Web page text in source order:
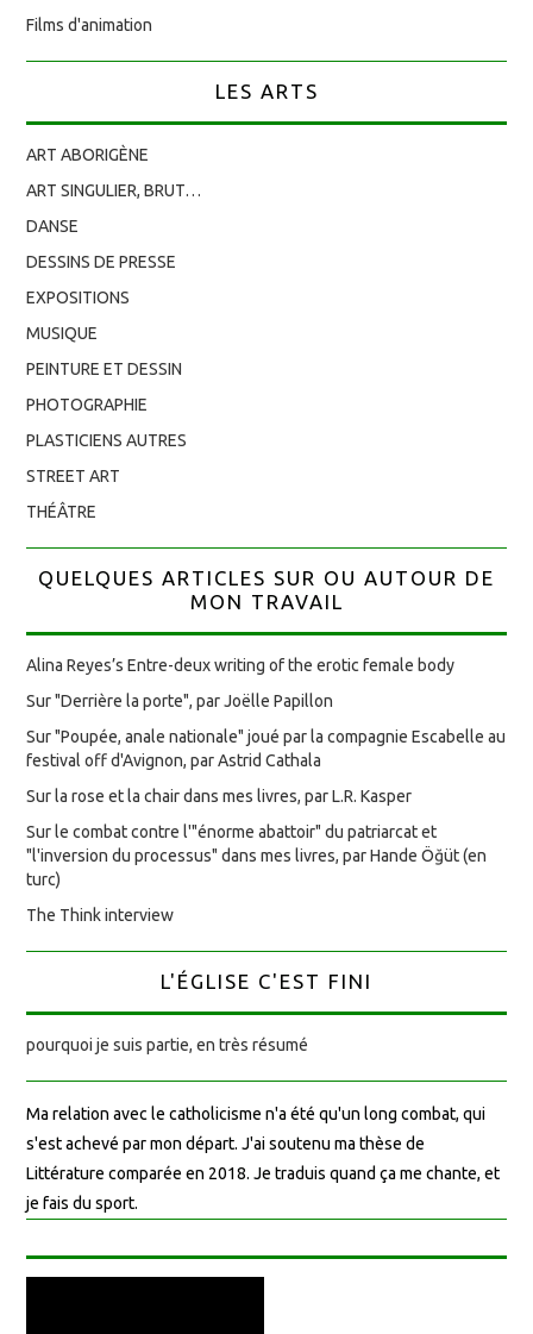
Films d'animation
LES ARTS
ART ABORIGÈNE
ART SINGULIER, BRUT…
DANSE
DESSINS DE PRESSE
EXPOSITIONS
MUSIQUE
PEINTURE ET DESSIN
PHOTOGRAPHIE
PLASTICIENS AUTRES
STREET ART
THÉÂTRE
QUELQUES ARTICLES SUR OU AUTOUR DE
MON TRAVAIL
Alina Reyes’s Entre-deux writing of the erotic female body
Sur "Derrière la porte", par Joëlle Papillon
Sur "Poupée, anale nationale" joué par la compagnie Escabelle au
festival off d'Avignon, par Astrid Cathala
Sur la rose et la chair dans mes livres, par L.R. Kasper
Sur le combat contre l'"énorme abattoir" du patriarcat et
"l'inversion du processus" dans mes livres, par Hande Öğüt (en
turc)
The Think interview
L'ÉGLISE C'EST FINI
pourquoi je suis partie, en très résumé
Ma relation avec le catholicisme n'a été qu'un long combat, qui
s'est achevé par mon départ. J'ai soutenu ma thèse de
Littérature comparée en 2018. Je traduis quand ça me chante, et
je fais du sport.